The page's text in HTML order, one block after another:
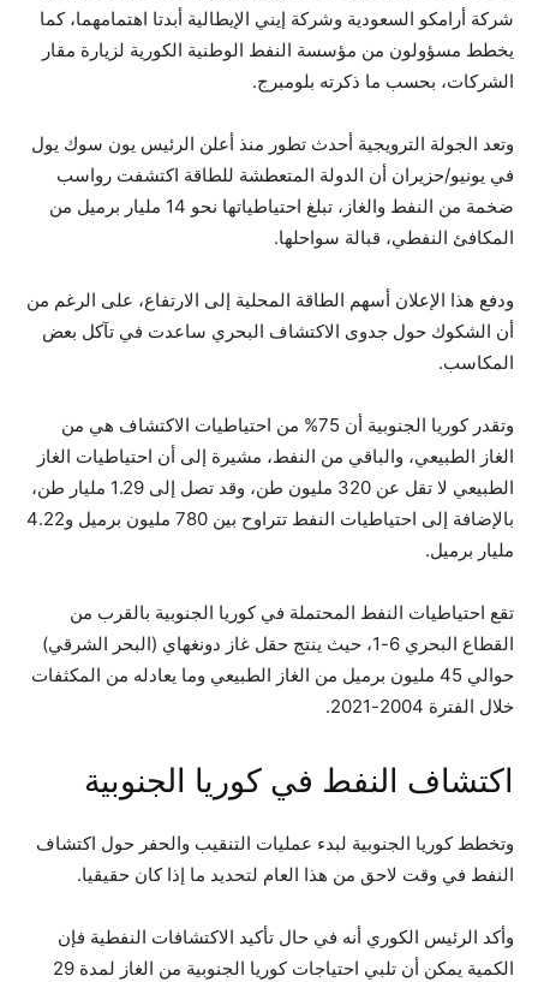
شركة أرامكو السعودية وشركة إيني الإيطالية أبدتا اهتمامهما، كما
يخطط مسؤولون من مؤسسة النفط الوطنية الكورية لزيارة مقار
الشركات، بحسب ما ذكرته بلومبرج.
وتعد الجولة الترويجية أحدث تطور منذ أعلن الرئيس يون سوك يول
في يونيو/حزيران أن الدولة المتعطشة للطاقة اكتشفت رواسب
ضخمة من النفط والغاز، تبلغ احتياطياتها نحو 14 مليار برميل من
المكافئ النفطي، قبالة سواحلها.
ودفع هذا الإعلان أسهم الطاقة المحلية إلى الارتفاع، على الرغم من
أن الشكوك حول جدوى الاكتشاف البحري ساعدت في تآكل بعض
المكاسب.
وتقدر كوريا الجنوبية أن 75% من احتياطيات الاكتشاف هي من
الغاز الطبيعي، والباقي من النفط، مشيرة إلى أن احتياطيات الغاز
الطبيعي لا تقل عن 320 مليون طن، وقد تصل إلى 1.29 مليار طن،
بالإضافة إلى احتياطيات النفط تتراوح بين 780 مليون برميل و4.22
مليار برميل.
تقع احتياطيات النفط المحتملة في كوريا الجنوبية بالقرب من
القطاع البحري 6-1، حيث ينتج حقل غاز دونغهاي (البحر الشرقي)
حوالي 45 مليون برميل من الغاز الطبيعي وما يعادله من المكثفات
خلال الفترة 2004-2021.
اكتشاف النفط في كوريا الجنوبية
وتخطط كوريا الجنوبية لبدء عمليات التنقيب والحفر حول اكتشاف
النفط في وقت لاحق من هذا العام لتحديد ما إذا كان حقيقيا.
وأكد الرئيس الكوري أنه في حال تأكيد الاكتشافات النفطية فإن
الكمية يمكن أن تلبي احتياجات كوريا الجنوبية من الغاز لمدة 29